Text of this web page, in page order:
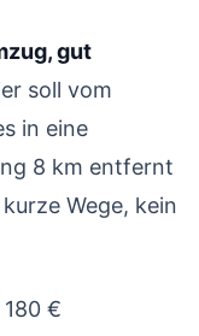
gut
soll vom
in eine
8 km entfernt
Wege, kein
€